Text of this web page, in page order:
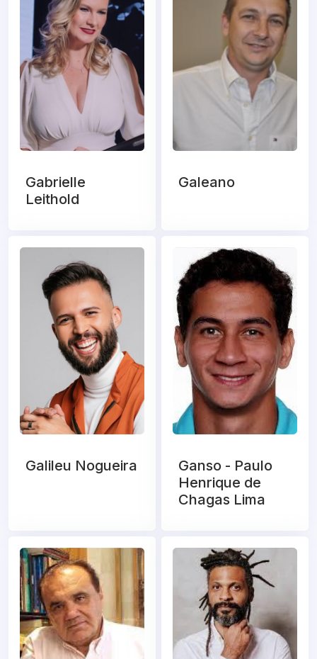
Gabrielle
Leithold
Galeano
Galileu Nogueira
Ganso - Paulo
Henrique de
Chagas Lima